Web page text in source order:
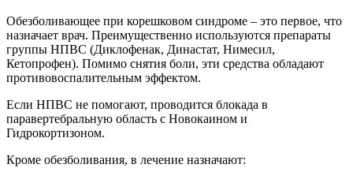
Обезболивающее при корешковом синдроме – это первое, что
назначает врач. Преимущественно используются препараты
группы НПВС (Диклофенак, Династат, Нимесил,
Кетопрофен). Помимо снятия боли, эти средства обладают
противовоспалительным эффектом.
Если НПВС не помогают, проводится блокада в
паравертебральную область с Новокаином и
Гидрокортизоном.
Кроме обезболивания, в лечение назначают: